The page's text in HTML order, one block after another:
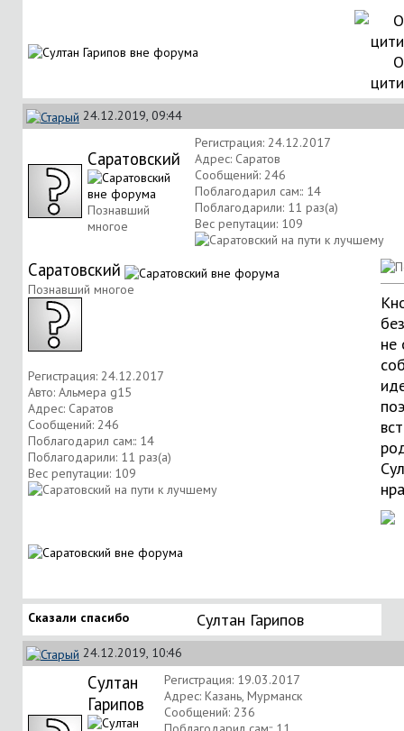
24.12.2019, 09:44
Саратовский
Познавший
многое
Регистрация: 24.12.2017
Адрес: Саратов
Сообщений: 246
Поблагодарил сам:: 14
Поблагодарили: 11 раз(а)
Вес репутации: 109
Саратовский
Познавший многое
Регистрация: 24.12.2017
Авто: Альмера g15
Адрес: Саратов
Сообщений: 246
Поблагодарил сам:: 14
Поблагодарили: 11 раз(а)
Вес репутации: 109
не
Сказали спасибо Султан Гарипов
24.12.2019, 10:46
Султан
Гарипов
Регистрация: 19.03.2017
Адрес: Казань, Мурманск
Сообщений: 236